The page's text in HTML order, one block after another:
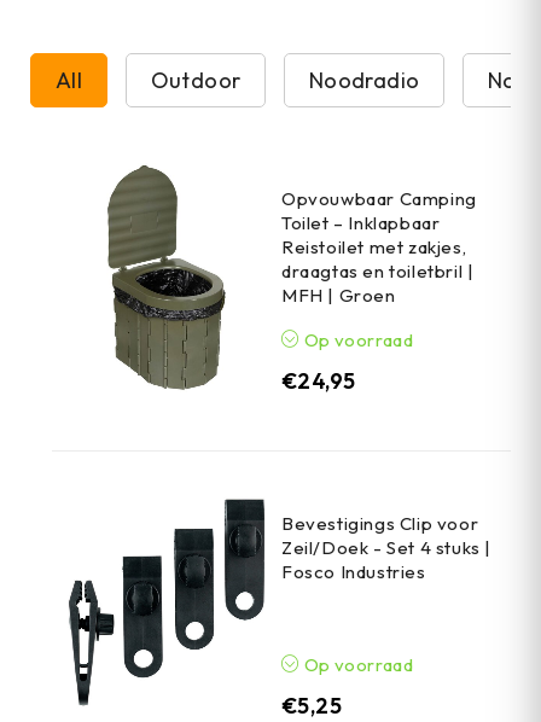
All Outdoor Noodradio
Opvouwbaar Camping
Toilet – Inklapbaar
Reistoilet met zakjes,
draagtas en toiletbril |
MFH | Groen
Op voorraad
€24,95
Bevestigings Clip voor
Zeil/Doek - Set 4 stuks |
Fosco Industries
Op voorraad
€5,25